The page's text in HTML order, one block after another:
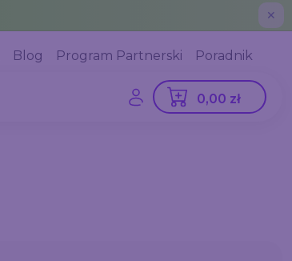
✕
Blog Program Partnerski Poradnik
0,00 zł